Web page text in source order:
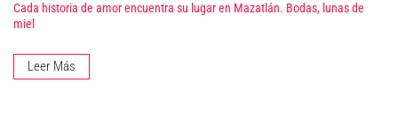
Cada historia de amor encuentra su lugar en Mazatlán. Bodas, lunas de
miel
Leer Más